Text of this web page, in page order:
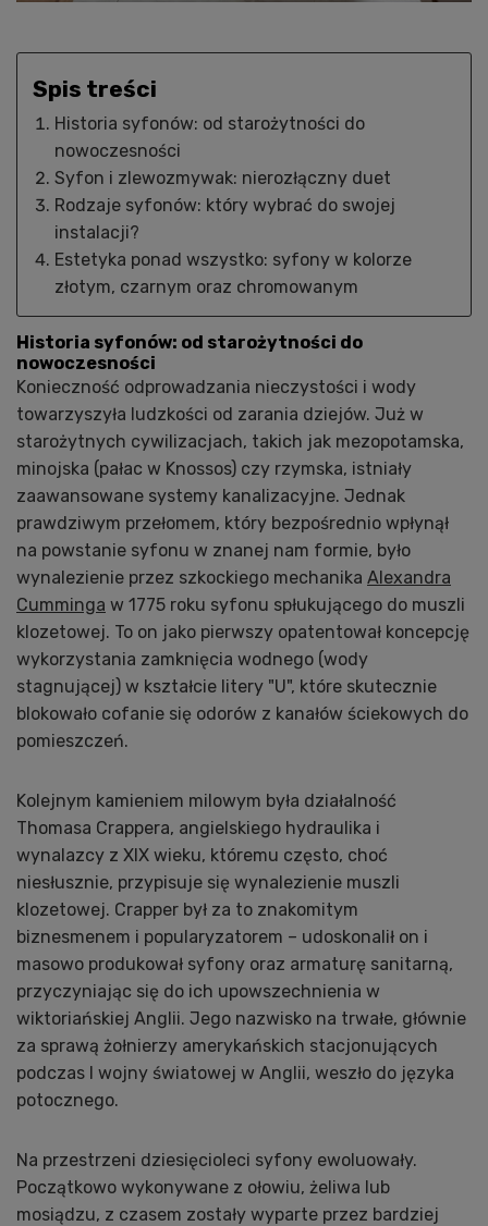
Spis treści
Historia syfonów: od starożytności do
nowoczesności
Syfon i zlewozmywak: nierozłączny duet
Rodzaje syfonów: który wybrać do swojej
instalacji?
Estetyka ponad wszystko: syfony w kolorze
złotym, czarnym oraz chromowanym
Historia syfonów: od starożytności do
nowoczesności
Konieczność odprowadzania nieczystości i wody
towarzyszyła ludzkości od zarania dziejów. Już w
starożytnych cywilizacjach, takich jak mezopotamska,
minojska (pałac w Knossos) czy rzymska, istniały
zaawansowane systemy kanalizacyjne. Jednak
prawdziwym przełomem, który bezpośrednio wpłynął
na powstanie syfonu w znanej nam formie, było
wynalezienie przez szkockiego mechanika Alexandra
Cumminga w 1775 roku syfonu spłukującego do muszli
klozetowej. To on jako pierwszy opatentował koncepcję
wykorzystania zamknięcia wodnego (wody
stagnującej) w kształcie litery "U", które skutecznie
blokowało cofanie się odorów z kanałów ściekowych do
pomieszczeń.
Kolejnym kamieniem milowym była działalność
Thomasa Crappera, angielskiego hydraulika i
wynalazcy z XIX wieku, któremu często, choć
niesłusznie, przypisuje się wynalezienie muszli
klozetowej. Crapper był za to znakomitym
biznesmenem i popularyzatorem – udoskonalił on i
masowo produkował syfony oraz armaturę sanitarną,
przyczyniając się do ich upowszechnienia w
wiktoriańskiej Anglii. Jego nazwisko na trwałe, głównie
za sprawą żołnierzy amerykańskich stacjonujących
podczas I wojny światowej w Anglii, weszło do języka
potocznego.
Na przestrzeni dziesięcioleci syfony ewoluowały.
Początkowo wykonywane z ołowiu, żeliwa lub
mosiądzu, z czasem zostały wyparte przez bardziej